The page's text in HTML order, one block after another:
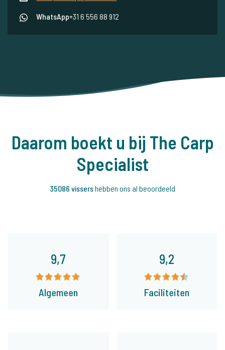
WhatsApp+31 6 556 88 912
Daarom boekt u bij The Carp
Specialist
35086 vissershebben ons al beoordeeld
9,7
Algemeen
9,2
Faciliteiten